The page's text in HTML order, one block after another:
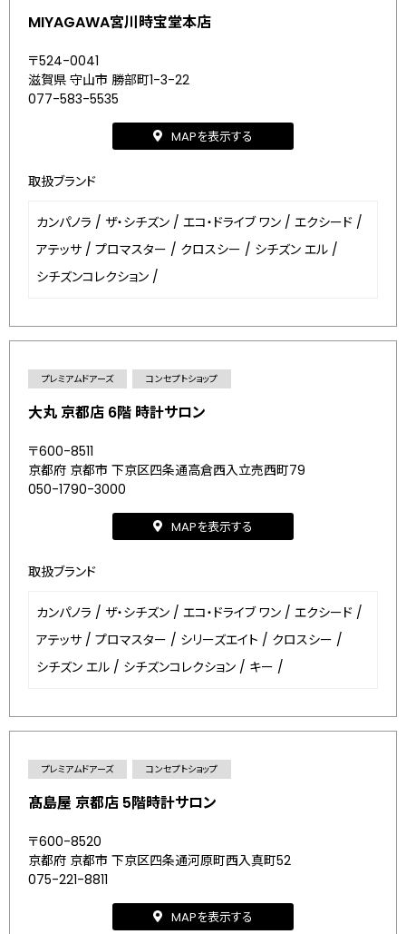
MIYAGAWA宮川時宝堂本店
〒524-0041
滋賀県 守山市 勝部町1-3-22
077-583-5535
MAPを表示する
取扱ブランド
カンパノラ / ザ・シチズン / エコ・ドライブ ワン / エクシード /
アテッサ / プロマスター / クロスシー / シチズン エル /
シチズンコレクション /
プレミアムドアーズ コンセプトショップ
大丸 京都店 6階 時計サロン
〒600-8511
京都府 京都市 下京区四条通高倉西入立売西町79
050-1790-3000
MAPを表示する
取扱ブランド
カンパノラ / ザ・シチズン / エコ・ドライブ ワン / エクシード /
アテッサ / プロマスター / シリーズエイト / クロスシー /
シチズン エル / シチズンコレクション / キー /
プレミアムドアーズ コンセプトショップ
髙島屋 京都店 5階時計サロン
〒600-8520
京都府 京都市 下京区四条通河原町西入真町52
075-221-8811
MAPを表示する